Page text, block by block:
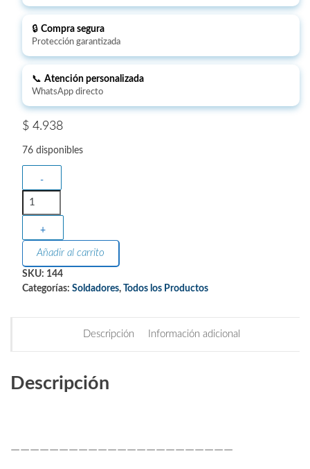
🔒 Compra segura
Protección garantizada
📞 Atención personalizada
WhatsApp directo
$4.938
76 disponibles
-
+
Añadir al carrito
SKU: 144
Categorías: Soldadores, Todos los Productos
Descripción Información adicional
Descripción
———————————————————————